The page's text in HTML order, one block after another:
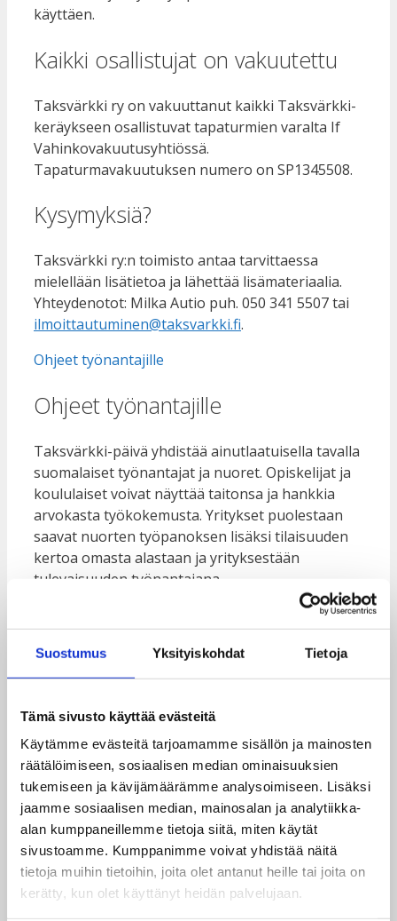
Suostumus Yksityiskohdat Tietoja
Tämä sivusto käyttää evästeitä
Käytämme evästeitä tarjoamamme sisällön ja mainosten
räätälöimiseen, sosiaalisen median ominaisuuksien
tukemiseen ja kävijämäärämme analysoimiseen. Lisäksi
jaamme sosiaalisen median, mainosalan ja analytiikka-
alan kumppaneillemme tietoja siitä, miten käytät
sivustoamme. Kumppanimme voivat yhdistää näitä
tietoja muihin tietoihin, joita olet antanut heille tai joita on
kerätty, kun olet käyttänyt heidän palvelujaan.
käyttäen.
Kaikki osallistujat on vakuutettu
Taksvärkki ry on vakuuttanut kaikki Taksvärkki-
keräykseen osallistuvat tapaturmien varalta If
Vahinkovakuutusyhtiössä.
Tapaturmavakuutuksen numero on SP1345508.
Kysymyksiä?
Taksvärkki ry:n toimisto antaa tarvittaessa
mielellään lisätietoa ja lähettää lisämateriaalia.
Yhteydenotot: Milka Autio puh. 050 341 5507 tai
ilmoittautuminen@taksvarkki.fi.
Ohjeet työnantajille
Ohjeet työnantajille
Taksvärkki-päivä yhdistää ainutlaatuisella tavalla
suomalaiset työnantajat ja nuoret. Opiskelijat ja
koululaiset voivat näyttää taitonsa ja hankkia
arvokasta työkokemusta. Yritykset puolestaan
saavat nuorten työpanoksen lisäksi tilaisuuden
kertoa omasta alastaan ja yrityksestään
tulevaisuuden työnantajana.
Taksvärkki ry:n toiminta perustuu työnantajan
Taksvärkki-työstä lahjoittamiin Taksvärkki-
palkkioihin. Lahjoitusvaroilla Taksvärkki ry
toteuttaa lasten ja nuorten hyvinvointia edistäviä
Taksvärkki ry:n toiminta on ammattimaista ja
valvottua. Muun muassa ulkoministeriö ja
opetusministeriö tukevat yhdistyksen toimintaa.
Taksvärkki ry:n keräyskustannukset ovat maan
alhaisimpia, alle 10 prosenttia.
Taksvärkki-keräykseen on helppo osallistua. Voit
sopia Taksvärkki-päivästä suoraan koulun tai
yksittäisen koululaisen tai opiskelijan kanssa.